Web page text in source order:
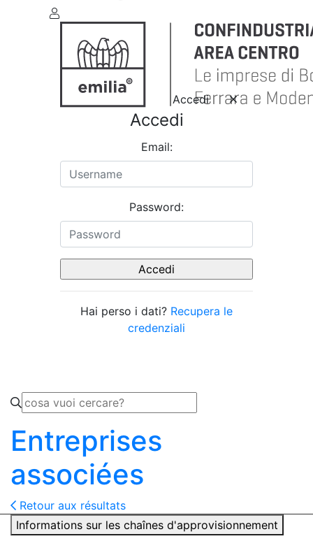
Accedi
Accedi
Email:
Password:
Hai perso i dati? Recupera le
credenziali
Entreprises
associées
Retour aux résultats
Informations sur les chaînes d'approvisionnement